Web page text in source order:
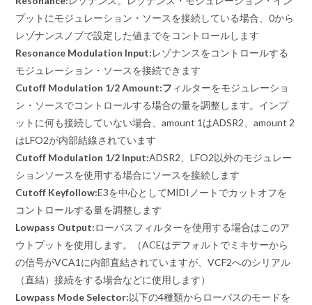
プットにモジュレーション・ソースを接続している場合、0から
レゾナンスノブで設定した値までをコントロールします
Resonance Modulation Input:レゾナンスをコントロールする
モジュレーション・ソースを接続できます
Cutoff Modulation 1/2 Amount:フ ィルターをモジュレーショ
ン・ソースでコントロールする場合の量を調整します。インプ
ットに何も接続していない場合、amount 1はADSR2、amount 2
はLFO2が内部結線されています
Cutoff Modulation 1/2 Input:ADSR2、LFO2以外のモジュレー
ションソースを使用する場合にソースを接続します
Cutoff Keyfollow:E3を中心としてMIDIノートでカットオフを
コントロールする量を調整します
Lowpass Output:ローパスフィルターを使用する場合はこのア
ウトプットを使用します。（ACEはデフォルトでミキサーから
の信号がVCA1に内部直結されていますが、VCF2へのシリアル
（直結）接続をする場合などに使用します）
Lowpass Mode Selector:以下の4種類からローパスのモードを